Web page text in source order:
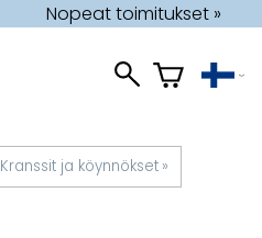
Nopeat toimitukset »
Kranssit ja köynnökset ‪»